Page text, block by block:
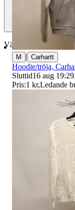
Välj till köparskydd
M | Carhartt
Hoodie/tröja,
Sluttid16 aug 19:29.
Pris:1 kr,Ledande